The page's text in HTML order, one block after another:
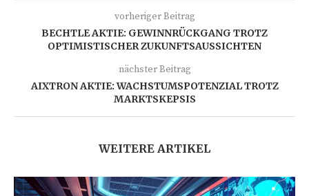
vorheriger Beitrag
BECHTLE AKTIE: GEWINNRÜCKGANG TROTZ
OPTIMISTISCHER ZUKUNFTSAUSSICHTEN
nächster Beitrag
AIXTRON AKTIE: WACHSTUMSPOTENZIAL TROTZ
MARKTSKEPSIS
WEITERE ARTIKEL